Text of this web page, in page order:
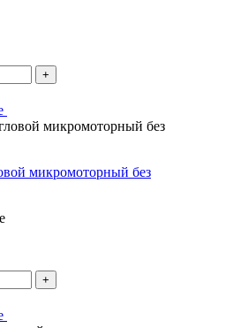
+
микромоторный без
+